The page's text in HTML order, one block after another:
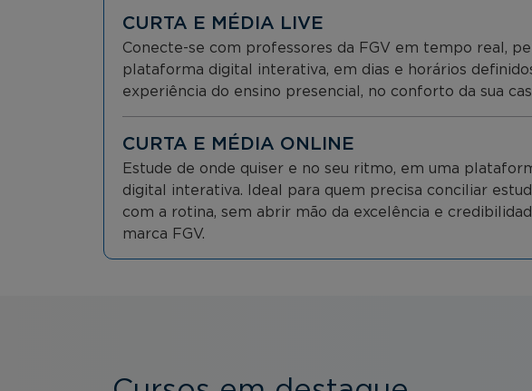
CURTA E MÉDIA LIVE
Conecte-se com professores da FGV em tempo real,
plataforma digital interativa, em dias e horários
experiência do ensino presencial, no conforto da sua
CURTA E MÉDIA ONLINE
Estude de onde quiser e no seu ritmo, em uma
digital interativa. Ideal para quem precisa conciliar
com a rotina, sem abrir mão da excelência e
marca FGV.